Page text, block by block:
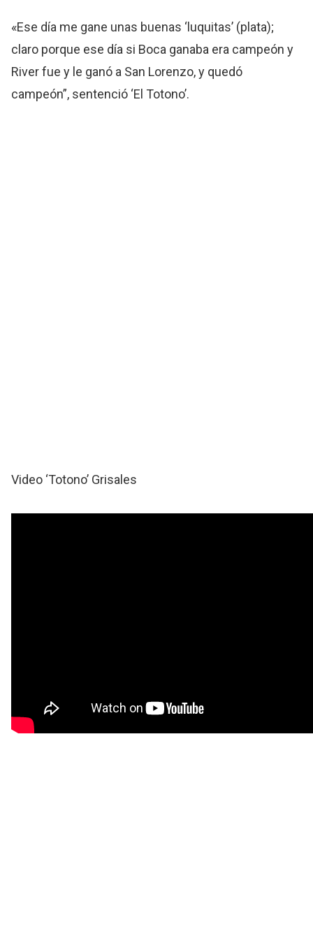
«Ese día me gane unas buenas ‘luquitas’ (plata);
claro porque ese día si Boca ganaba era campeón y
River fue y le ganó a San Lorenzo, y quedó
campeón”, sentenció ‘El Totono’.
Video ‘Totono’ Grisales